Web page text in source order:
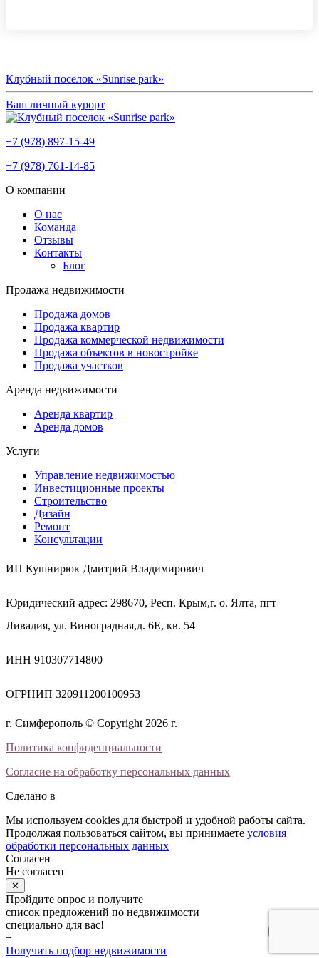
Клубный поселок «Sunrise park»
Ваш личный курорт
+7 (978) 897-15-49
+7 (978) 761-14-85
О компании
О нас
Команда
Отзывы
Контакты
Блог
Продажа недвижимости
Продажа домов
Продажа квартир
Продажа коммерческой недвижимости
Продажа объектов в новостройке
Продажа участков
Аренда недвижимости
Аренда квартир
Аренда домов
Услуги
Управление недвижимостью
Инвестиционные проекты
Строительство
Дизайн
Ремонт
Консультации
ИП Кушнирюк Дмитрий Владимирович
Юридический адрес: 298670, Респ. Крым,г. о. Ялта, пгт
Ливадия, ул. Виноградная,д. 6Е, кв. 54
ИНН 910307714800
ОГРНИП 320911200100953
г. Симферополь © Copyright 2026 г.
Политика конфиденциальности
Согласие на обработку персональных данных
Сделано в
Мы используем cookies для быстрой и удобной работы сайта.
Продолжая пользоваться сайтом, вы принимаете условия
обработки персональных данных
Согласен
Не согласен
✕
Пройдите опрос и получите
список предложений по недвижимости
специально для вас!
+
Получить подбор недвижимости